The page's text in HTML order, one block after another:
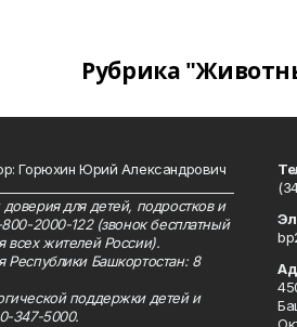
Рубрика
Горюхин Юрий Александрович
для детей, подростков и
2000-122 (звонок бесплатный
всех жителей России).
Республики Башкортостан: 8
поддержки детей и
347-5000.